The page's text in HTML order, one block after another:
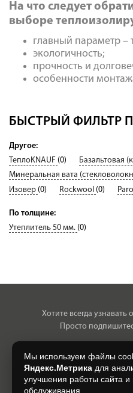
На что следует
выборе
главный параметр –
экологичность;
прочность и
особенности
БЫСТРЫЙ ФИЛЬТР
Другое:
ТеплоKNAUF (0) Базальтовая
Минеральная вата
Изовер (0) Rockwool (0)
По толщине:
Утеплитель 50 мм. (0)
Хотите всегда узнавать
Просто
Нажимая на кнопку, я даю свое
Мы используем файлы
Яндекс.Метрика для
улучшения работы сайта и
обслуживания.